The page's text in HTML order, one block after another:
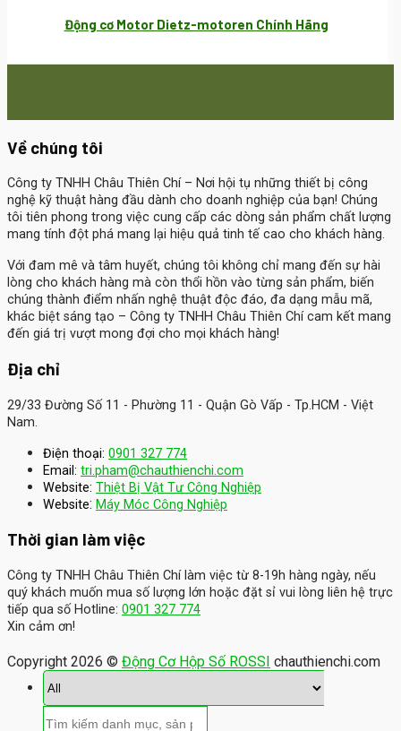
Động cơ Motor Dietz-motoren Chính Hãng
Về chúng tôi
Công ty TNHH Châu Thiên Chí– Nơi hội tụ những thiết bị công
nghệ kỹ thuật hàng đầu dành cho doanh nghiệp của bạn! Chúng
tôi tiên phong trong việc cung cấp các dòng sản phẩm chất lượng
mang tính đột phá mang lại hiệu quả tinh tế cao cho khách hàng.
Với đam mê và tâm huyết, chúng tôi không chỉ mang đến sự hài
lòng cho khách hàng mà còn thổi hồn vào từng sản phẩm, biến
chúng thành điểm nhấn nghệ thuật độc đáo, đa dạng mẫu mã,
khác biệt sáng tạo – Công ty TNHH Châu Thiên Chí cam kết mang
đến giá trị vượt mong đợi cho mọi khách hàng!
Địa chỉ
29/33 Đường Số 11 - Phường 11 - Quận Gò Vấp - Tp.HCM - Việt
Nam.
Điện thoại: 0901 327 774
Email: tri.pham@chauthienchi.com
Website: Thiệt Bị Vật Tư Công Nghiệp
Website: Máy Móc Công Nghiệp
Thời gian làm việc
Công ty TNHH Châu Thiên Chí làm việc từ 8-19h hàng ngày, nếu
quý khách muốn mua số lượng lớn hoặc đặt sỉ vui lòng liên hệ trực
tiếp qua số Hotline: 0901 327 774
Xin cảm ơn!
Copyright 2026 © Động Cơ Hộp Số ROSSI chauthienchi.com